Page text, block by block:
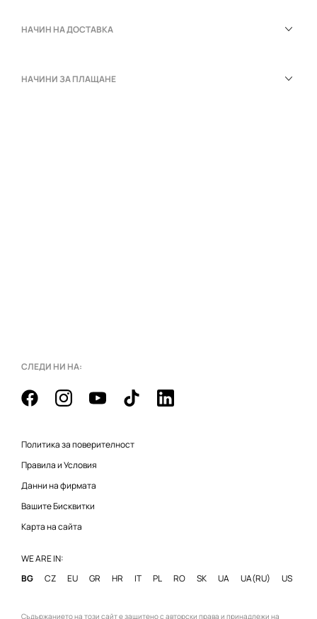
НАЧИН НА ДОСТАВКА
НАЧИНИ ЗА ПЛАЩАНЕ
СЛЕДИ НИ НА:
Политика за поверителност
Правила и Условия
Данни на фирмата
Вашите Бисквитки
Карта на сайта
WE ARE IN:
BG
CZ EU GR HR IT PL RO SK UA UA(RU) US
Съдържанието на този сайт е защитено с авторски права и принадлежи на